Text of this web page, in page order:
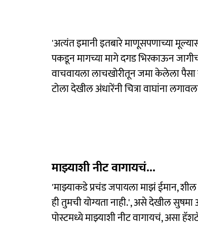
'अत्यंत इमानी इतबारे माणूसपणाच्या
पकडून मागच्या मागे दगड भिरकाऊन
वाचवायला लाचखोरीतून जमा केलेला पैसा
टोला देखील अंधारेंनी चित्रा वाघांना
माझ्याशी नीट वागायचं...
'माझ्याकडे प्रचंड जपायला माझं ईमान,
ही तुमची योग्यता नाही.', असे देखील
पोस्टमध्ये माझ्याशी नीट वागायचं, असा